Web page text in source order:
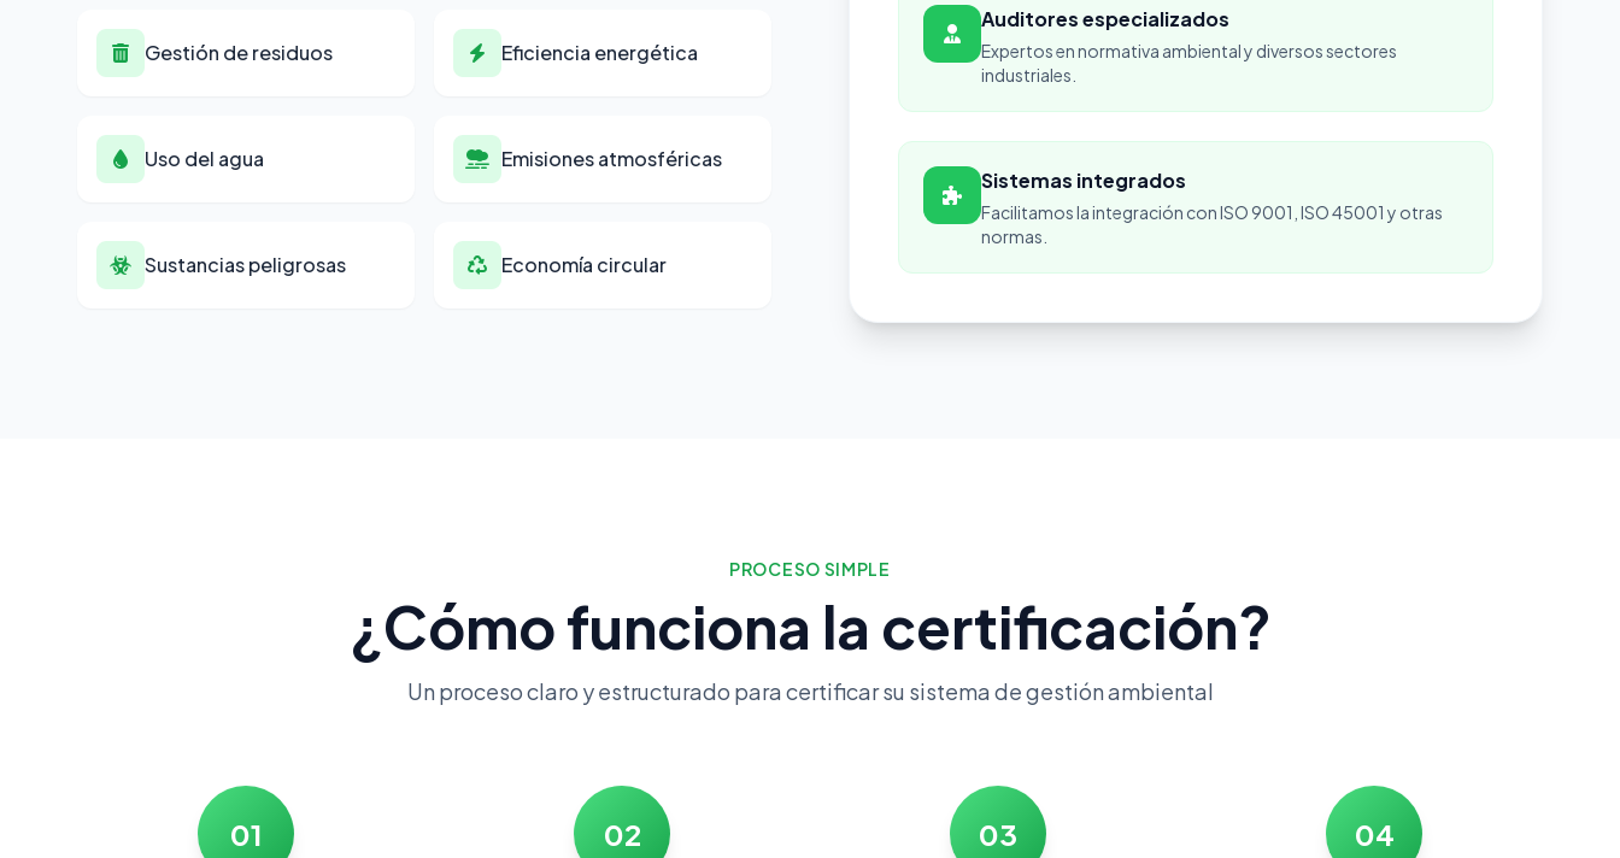
Gestión de residuos Eficiencia energética
Uso del agua Emisiones atmosféricas
Sustancias peligrosas Economía circular
Auditores especializados
Expertos en normativa ambiental y diversos sectores
industriales.
Sistemas integrados
Facilitamos la integración con ISO 9001, ISO 45001 y otras
normas.
PROCESO SIMPLE
¿Cómo funciona la certificación?
Un proceso claro y estructurado para certificar su sistema de gestión ambiental
01 02 03 04